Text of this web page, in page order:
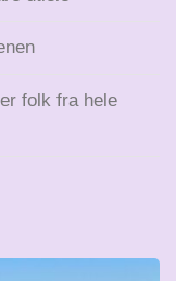
folk fra hele